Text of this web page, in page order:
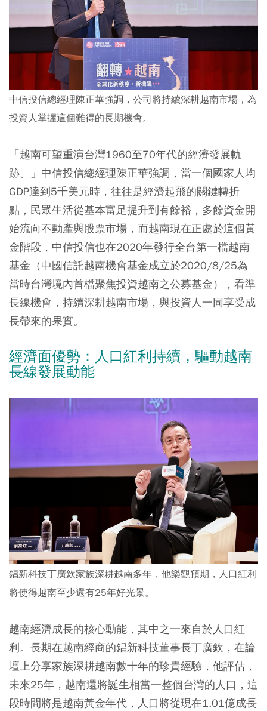
中信投信總經理陳正華強調，公司將持續深耕越南市場，為
投資人掌握這個難得的長期機會。
「越南可望重演台灣1960至70年代的經濟發展軌
跡。」中信投信總經理陳正華強調，當一個國家人均
GDP達到5千美元時，往往是經濟起飛的關鍵轉折
點，民眾生活從基本富足提升到有餘裕，多餘資金開
始流向不動產與股票市場，而越南現在正處於這個黃
金階段，中信投信也在2020年發行全台第一檔越南
基金（中國信託越南機會基金成立於2020/8/25為
當時台灣境內首檔聚焦投資越南之公募基金），看準
長線機會，持續深耕越南市場，與投資人一同享受成
長帶來的果實。
經濟面優勢：人口紅利持續，驅動越南
長線發展動能
錩新科技丁廣欽家族深耕越南多年，他樂觀預期，人口紅利
將使得越南至少還有25年好光景。
越南經濟成長的核心動能，其中之一來自於人口紅
利。長期在越南經商的錩新科技董事長丁廣欽，在論
壇上分享家族深耕越南數十年的珍貴經驗，他評估，
未來25年，越南還將誕生相當一整個台灣的人口，這
段時間將是越南黃金年代，人口將從現在1.01億成長